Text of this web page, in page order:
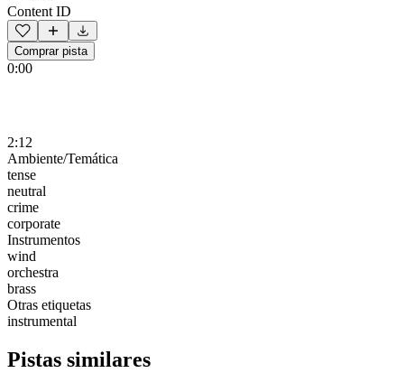
Content ID
Comprar pista
0:00
2:12
Ambiente/Temática
tense
neutral
crime
corporate
Instrumentos
wind
orchestra
brass
Otras etiquetas
instrumental
Pistas similares